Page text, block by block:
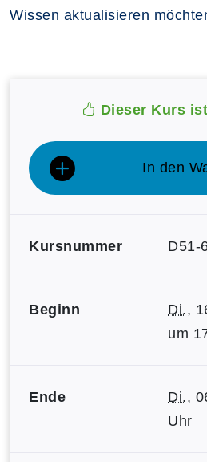
Wissen aktualisieren
Dieser Kurs
In den
Kursnummer D51-
Beginn Di.,
um
Ende Di.,
Uhr